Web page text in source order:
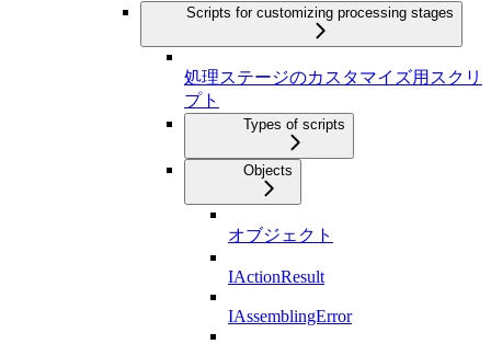
Scripts for customizing processing stages
処理ステージのカスタマイズ用スクリ
プト
Types of scripts
Objects
オブジェクト
IActionResult
IAssemblingError